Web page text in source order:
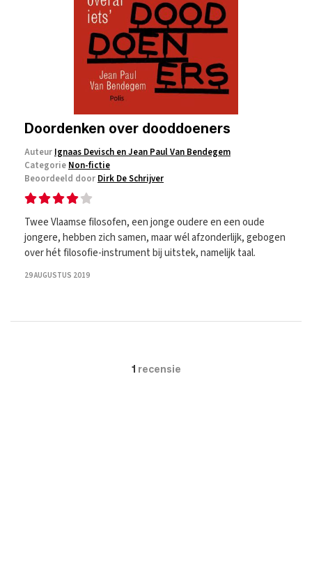
Doordenken over dooddoeners
Auteur Ignaas Devisch en Jean Paul Van Bendegem
Categorie Non-fictie
Beoordeeld door Dirk De Schrijver
Twee Vlaamse filosofen, een jonge oudere en een oude
jongere, hebben zich samen, maar wél afzonderlijk, gebogen
over hét filosofie-instrument bij uitstek, namelijk taal.
29 AUGUSTUS 2019
1 recensie